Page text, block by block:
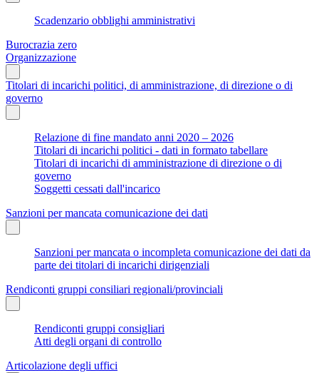
Scadenzario obblighi amministrativi
Burocrazia zero
Organizzazione
Titolari di incarichi politici, di amministrazione, di direzione o di
governo
Relazione di fine mandato anni 2020 – 2026
Titolari di incarichi politici - dati in formato tabellare
Titolari di incarichi di amministrazione di direzione o di
governo
Soggetti cessati dall'incarico
Sanzioni per mancata comunicazione dei dati
Sanzioni per mancata o incompleta comunicazione dei dati da
parte dei titolari di incarichi dirigenziali
Rendiconti gruppi consiliari regionali/provinciali
Rendiconti gruppi consigliari
Atti degli organi di controllo
Articolazione degli uffici